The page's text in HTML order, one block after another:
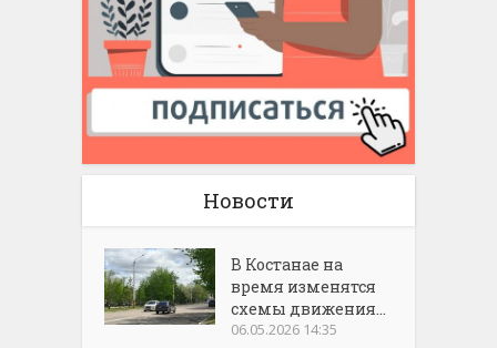
Новости
В Костанае на
время изменятся
схемы движения...
06.05.2026 14:35